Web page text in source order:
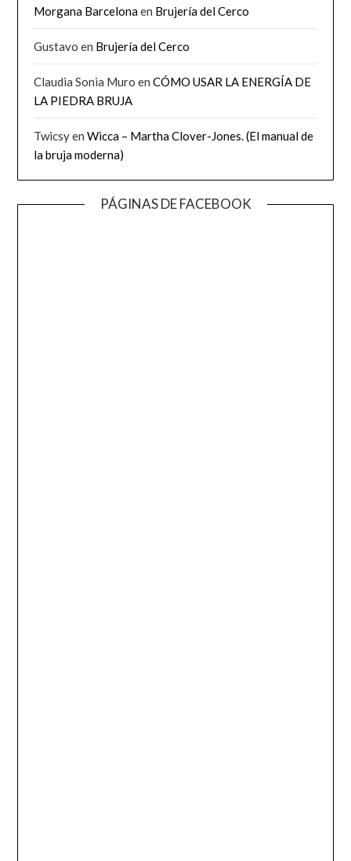
Morgana Barcelonaen Brujería del Cerco
Gustavo en Brujería del Cerco
Claudia Sonia Muro enCÓMO USAR LA ENERGÍA DE
LA PIEDRA BRUJA
TwicsyenWicca – Martha Clover-Jones. (El manual de
la bruja moderna)
PÁGINAS DE FACEBOOK